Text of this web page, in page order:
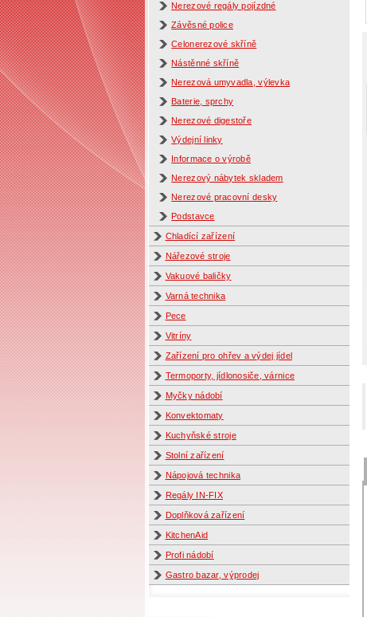
Nerezové regály pojízdné
Závěsné police
Celonerezové skříně
Nástěnné skříně
Nerezová umyvadla, výlevka
Baterie, sprchy
Nerezové digestoře
Výdejní linky
Informace o výrobě
Nerezový nábytek skladem
Nerezové pracovní desky
Podstavce
Chladící zařízení
Nářezové stroje
Vakuové baličky
Varná technika
Pece
Vitríny
Zařízení pro ohřev a výdej jídel
Termoporty, jídlonosiče, várnice
Myčky nádobí
Konvektomaty
Kuchyňské stroje
Stolní zařízení
Nápojová technika
Regály IN-FIX
Doplňková zařízení
KitchenAid
Profi nádobí
Gastro bazar, výprodej